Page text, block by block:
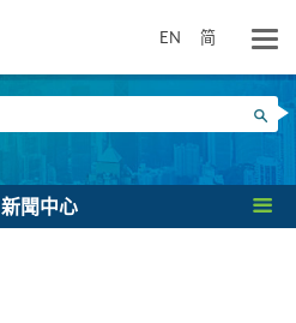
EN 简
搜尋
新聞中心